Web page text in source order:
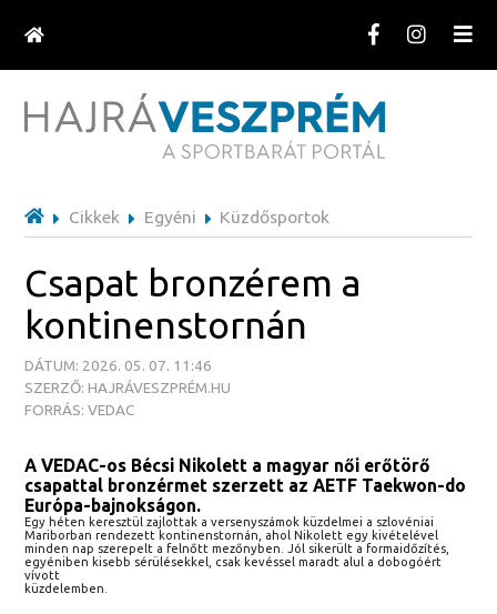
Cikkek Egyéni Küzdősportok
Csapat bronzérem a
kontinenstornán
DÁTUM: 2026. 05. 07. 11:46
SZERZŐ: HAJRÁVESZPRÉM.HU
FORRÁS: VEDAC
A VEDAC-os Bécsi Nikolett a magyar női erőtörő
csapattal bronzérmet szerzett az AETF Taekwon-do
Európa-bajnokságon.
Egy héten keresztül zajlottak a versenyszámok küzdelmei a szlovéniai
Mariborban rendezett kontinenstornán, ahol Nikolett egy kivételével
minden nap szerepelt a felnőtt mezőnyben. Jól sikerült a formaidőzítés,
egyéniben kisebb sérülésekkel, csak kevéssel maradt alul a dobogóért
vívott
küzdelemben.